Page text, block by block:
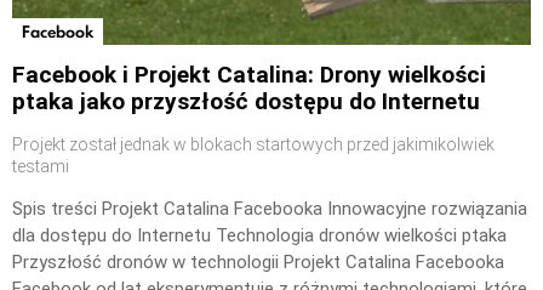
Facebook
Facebook i Projekt Catalina: Drony wielkości
ptaka jako przyszłość dostępu do Internetu
Projekt został jednak w blokach startowych przed jakimikolwiek
testami
Spis treści Projekt Catalina Facebooka Innowacyjne rozwiązania
dla dostępu do Internetu Technologia dronów wielkości ptaka
Przyszłość dronów w technologii Projekt Catalina Facebooka